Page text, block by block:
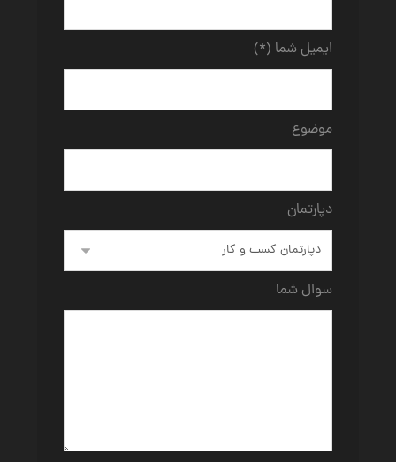
ایمیل شما (*)
موضوع
دپارتمان
سوال شما